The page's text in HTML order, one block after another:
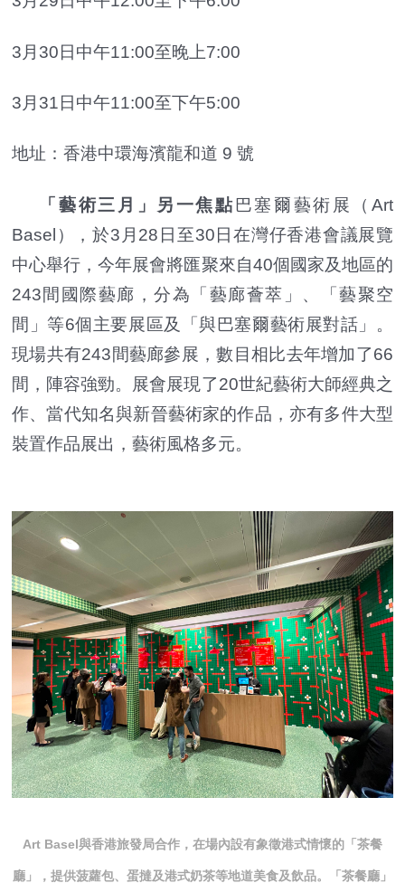
3月30日中午11:00至晚上7:00
3月31日中午11:00至下午5:00
地址：香港中環海濱龍和道 9 號
「藝術三月」另一焦點巴塞爾藝術展（Art
Basel），於3月28日至30日在灣仔香港會議展覽
中心舉行，今年展會將匯聚來自40個國家及地區的
243間國際藝廊，分為「藝廊薈萃」、「藝聚空
間」等6個主要展區及「與巴塞爾藝術展對話」。
現場共有243間藝廊參展，數目相比去年增加了66
間，陣容強勁。展會展現了20世紀藝術大師經典之
作、當代知名與新晉藝術家的作品，亦有多件大型
裝置作品展出，藝術風格多元。
Art Basel與香港旅發局合作，在場內設有象徵港式情懷的「茶餐
廳」，提供菠蘿包、蛋撻及港式奶茶等地道美食及飲品。「茶餐廳」